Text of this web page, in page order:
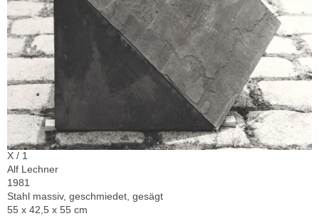
X / 1
Alf Lechner
1981
Stahl massiv, geschmiedet, gesägt
55 x 42,5 x 55 cm